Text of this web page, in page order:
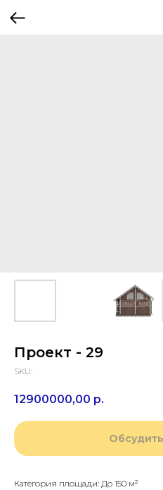
Проект - 29
SKU:
12900000,00 р.
Категория площади: До 150 м²